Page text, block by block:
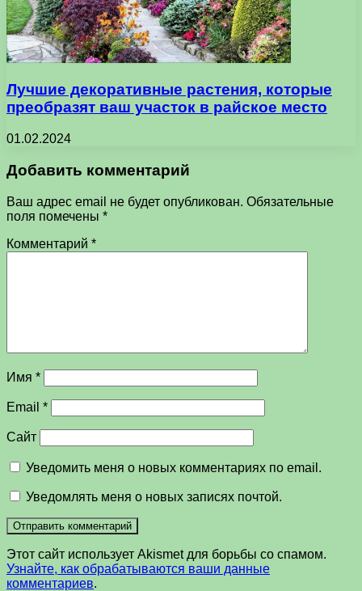
Лучшие декоративные растения, которые
преобразят ваш участок в райское место
01.02.2024
Добавить комментарий
Ваш адрес email не будет опубликован. Обязательные
поля помечены *
Комментарий *
Имя *
Email *
Сайт
Уведомить меня о новых комментариях по email.
Уведомлять меня о новых записях почтой.
Этот сайт использует Akismet для борьбы со спамом.
Узнайте, как обрабатываются ваши данные
комментариев.